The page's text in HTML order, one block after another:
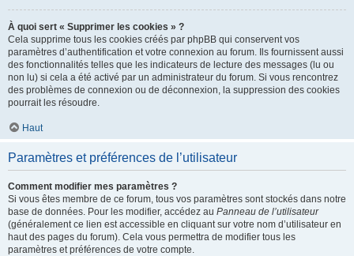
À quoi sert « Supprimer les cookies » ?
Cela supprime tous les cookies créés par phpBB qui conservent vos
paramètres d’authentification et votre connexion au forum. Ils fournissent aussi
des fonctionnalités telles que les indicateurs de lecture des messages (lu ou
non lu) si cela a été activé par un administrateur du forum. Si vous rencontrez
des problèmes de connexion ou de déconnexion, la suppression des cookies
pourrait les résoudre.
Haut
Paramètres et préférences de l’utilisateur
Comment modifier mes paramètres ?
Si vous êtes membre de ce forum, tous vos paramètres sont stockés dans notre
base de données. Pour les modifier, accédez au Panneau de l’utilisateur
(généralement ce lien est accessible en cliquant sur votre nom d’utilisateur en
haut des pages du forum). Cela vous permettra de modifier tous les
paramètres et préférences de votre compte.